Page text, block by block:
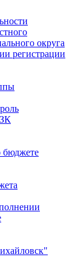
округа
регистрации
бюджете